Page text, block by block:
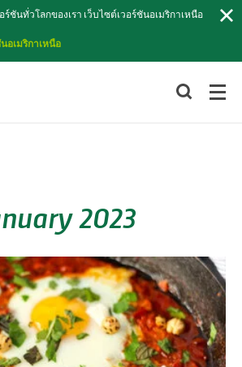
ชันทั่วโลกของเรา เว็บไซต์เวอร์ชันอเมริกาเหนือ
อเมริกาเหนือ
2023